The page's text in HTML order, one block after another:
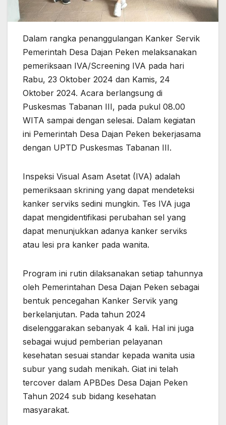
Dalam rangka penanggulangan Kanker Servik
Pemerintah Desa Dajan Peken melaksanakan
pemeriksaan IVA/Screening IVA pada hari
Rabu, 23 Oktober 2024 dan Kamis, 24
Oktober 2024. Acara berlangsung di
Puskesmas Tabanan III, pada pukul 08.00
WITA sampai dengan selesai. Dalam kegiatan
ini Pemerintah Desa Dajan Peken bekerjasama
dengan UPTD Puskesmas Tabanan III.
Inspeksi Visual Asam Asetat (IVA) adalah
pemeriksaan skrining yang dapat mendeteksi
kanker serviks sedini mungkin. Tes IVA juga
dapat mengidentifikasi perubahan sel yang
dapat menunjukkan adanya kanker serviks
atau lesi pra kanker pada wanita.
Program ini rutin dilaksanakan setiap tahunnya
oleh Pemerintahan Desa Dajan Peken sebagai
bentuk pencegahan Kanker Servik yang
berkelanjutan. Pada tahun 2024
diselenggarakan sebanyak 4 kali. Hal ini juga
sebagai wujud pemberian pelayanan
kesehatan sesuai standar kepada wanita usia
subur yang sudah menikah. Giat ini telah
tercover dalam APBDes Desa Dajan Peken
Tahun 2024 sub bidang kesehatan
masyarakat.